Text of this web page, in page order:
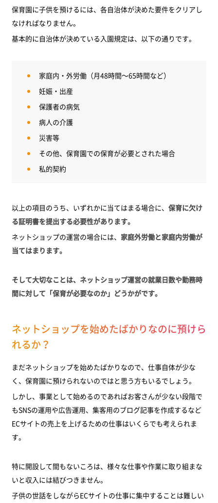
保育園に子供を預けるには、各自治体が決めた要件をクリアし
なければなりません。
基本的に自治体が決めている入園規定は、以下の通りです。
家庭内・外労働（月48時間～65時間など）
妊娠・出産
保護者の病気
病人の介護
災害等
その他、保育園での保育が必要とされた場合
私的契約
以上の項目のうち、いずれかに当てはまる場合に、 保育に欠け
る証明書を提出する必要性があります。
ネットショップの運営の場合には、 家庭外労働と家庭内労働が
当てはまります。
そして大切なことは、ネットショップ運営の就業日数や勤務時
間に対して「保育が必要なのか」どうかがです。
ネットショップを始めたばかりなのに預けら
れるか？
まだネットショップを始めたばかりなので、仕事自体が少な
く、保育園に預けられないのではと思う方もいるでしょう。
しかし、事業として始めるのであればお客さんが少ない段階で
もSNSの運用や広告運用、集客用のブログ記事を作成するなど
ECサイトの売上を上げるための仕事はいくらでも考えられま
す。
特に開設して間もないころは、様々な仕事や作業に取り組まな
いと収入には結びつきません。
子供の世話をしながらECサイトの仕事に集中することは難しい